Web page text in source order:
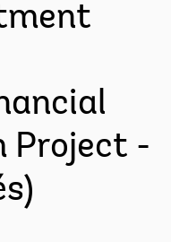
Project -